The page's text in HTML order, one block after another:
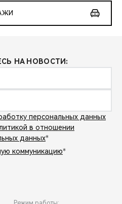
НА НОВОСТИ:
персональных данных
в отношении
данных*
коммуникацию*